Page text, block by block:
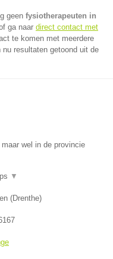
geen fysiotherapeuten in
ga naar direct contact met
te komen met meerdere
resultaten getoond uit de
wel in de provincie
▼
(Drenthe)